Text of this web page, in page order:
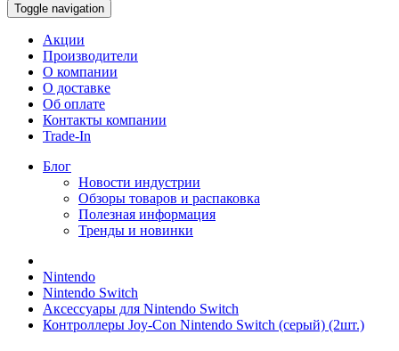
Toggle navigation
Акции
Производители
О компании
О доставке
Об оплате
Контакты компании
Trade-In
Блог
Новости индустрии
Обзоры товаров и распаковка
Полезная информация
Тренды и новинки
Nintendo
Nintendo Switch
Аксессуары для Nintendo Switch
Контроллеры Joy-Con Nintendo Switch (серый) (2шт.)